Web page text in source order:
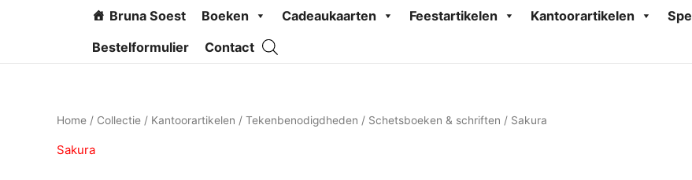
inhoud
Bruna Soest Boeken Cadeaukaarten Feestartikelen Kantoorartikelen
Bestelformulier
Contact
Home / Collectie / Kantoorartikelen / Tekenbenodigdheden / Schetsboeken & schriften / Sakura
Sakura